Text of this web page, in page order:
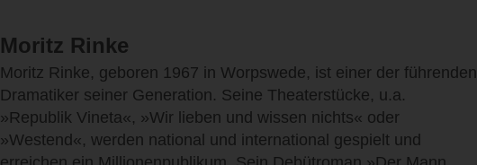
Moritz Rinke
Moritz Rinke, geboren 1967 in Worpswede, ist einer der führenden
Dramatiker seiner Generation. Seine Theaterstücke, u.a.
»Republik Vineta«, »Wir lieben und wissen nichts« oder
»Westend«, werden national und international gespielt und